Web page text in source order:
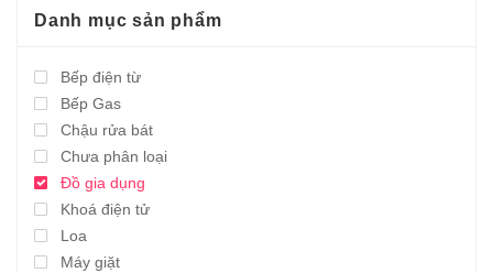
Danh mục sản phẩm
Bếp điện từ
Bếp Gas
Chậu rửa bát
Chưa phân loại
Đồ gia dụng
Khoá điện tử
Loa
Máy giặt